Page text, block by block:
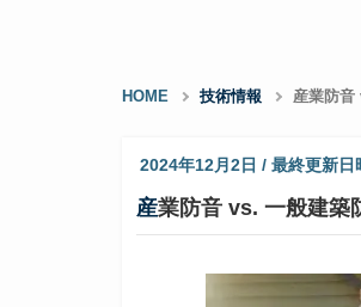
HOME 技術情報 産業防音
2024年12月2日 / 最終更新日
産業防音 vs. 一般建